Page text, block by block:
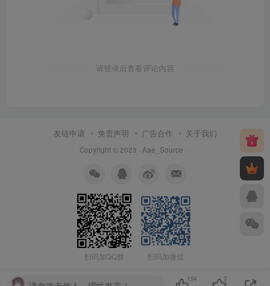
请登录后查看评论内容
友链申请 免责声明 广告合作 关于我们
Copyright © 2023 · Aae_Source ·
扫码加QQ群 扫码加微信
194 2